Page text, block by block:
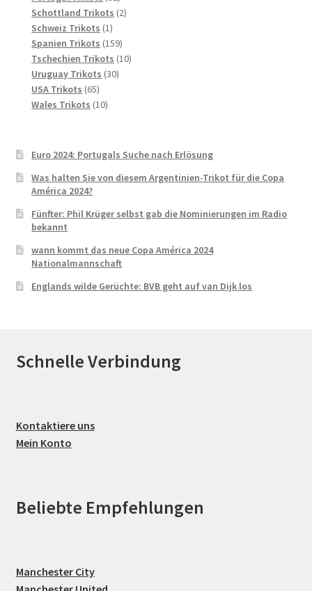
Produkte
Schottland Trikots 22
Schweiz Trikots 11
Produkt
Spanien Trikots 159159
Produkte
Tschechien Trikots 1010
Uruguay Trikots 3030
USA Trikots 6565
Produkte
Wales Trikots 1010
Euro 2024: Portugals Suche nach Erlösung
Was halten Sie von diesem Argentinien-Trikot für die Copa
América 2024?
Fünfter: Phil Krüger selbst gab die Nominierungen im Radio
bekannt
wann kommt das neue Copa América 2024
Nationalmannschaft
Englands wilde Gerüchte: BVB geht auf van Dijk los
Schnelle Verbindung
Kontaktiere uns
Mein Konto
Beliebte Empfehlungen
Manchester City